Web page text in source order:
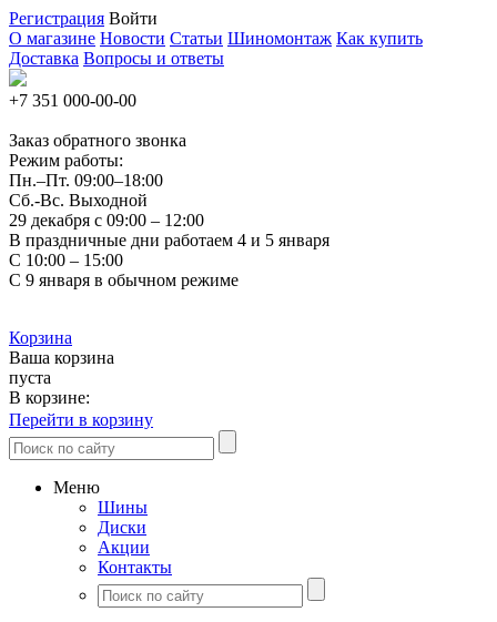
Регистрация Войти
О магазине Новости Статьи Шиномонтаж Как купить
Доставка Вопросы и ответы
+7 351 000-00-00
Заказ обратного звонка
Режим работы:
Пн.–Пт. 09:00–18:00
Сб.-Вс. Выходной
29 декабря с 09:00 – 12:00
В праздничные дни работаем 4 и 5 января
С 10:00 – 15:00
С 9 января в обычном режиме
Корзина
Ваша корзина
пуста
В корзине:
Перейти в корзину
Меню
Шины
Диски
Акции
Контакты